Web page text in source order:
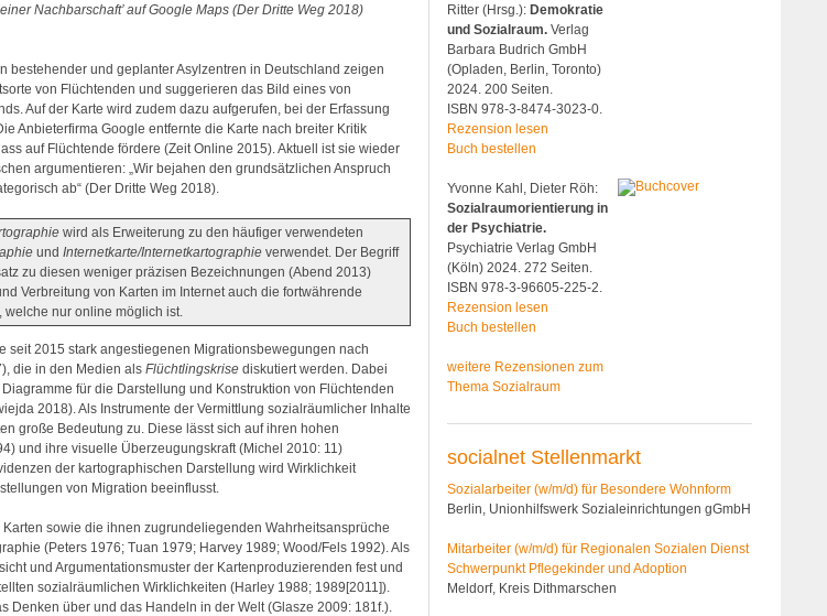
Nachbarschaft’ auf Google Maps (Der Dritte Weg 2018)
bestehender und geplanter Asylzentren in Deutschland zeigen
von Flüchtenden und suggerieren das Bild eines von
Auf der Karte wird zudem dazu aufgerufen, bei der Erfassung
Anbieterfirma Google entfernte die Karte nach breiter Kritik
auf Flüchtende fördere (Zeit Online 2015). Aktuell ist sie wieder
argumentieren: „Wir bejahen den grundsätzlichen Anspruch
ab“ (Der Dritte Weg 2018).
wird als Erweiterung zu den häufiger verwendeten
und Internetkarte/Internetkartographie verwendet. Der Begriff
zu diesen weniger präzisen Bezeichnungen (Abend 2013)
Verbreitung von Karten im Internet auch die fortwährende
nur online möglich ist.
seit 2015 stark angestiegenen Migrationsbewegungen nach
die in den Medien als Flüchtlingskrise diskutiert werden. Dabei
für die Darstellung und Konstruktion von Flüchtenden
2018). Als Instrumente der Vermittlung sozialräumlicher Inhalte
große Bedeutung zu. Diese lässt sich auf ihren hohen
und ihre visuelle Überzeugungskraft (Michel 2010: 11)
der kartographischen Darstellung wird Wirklichkeit
von Migration beeinflusst.
sowie die ihnen zugrundeliegenden Wahrheitsansprüche
(Peters 1976; Tuan 1979; Harvey 1989; Wood/Fels 1992). Als
und Argumentationsmuster der Kartenproduzierenden fest und
sozialräumlichen Wirklichkeiten (Harley 1988; 1989[2011]).
Denken über und das Handeln in der Welt (Glasze 2009: 181f.).
Ritter (Hrsg.): Demokratie
und Sozialraum. Verlag
Barbara Budrich GmbH
(Opladen, Berlin, Toronto)
2024. 200 Seiten.
ISBN 978-3-8474-3023-0.
Rezension lesen
Buch bestellen
Yvonne Kahl, Dieter Röh:
Sozialraumorientierung in
der Psychiatrie.
Psychiatrie Verlag GmbH
(Köln) 2024. 272 Seiten.
ISBN 978-3-96605-225-2.
Rezension lesen
Buch bestellen
weitere Rezensionen zum
Thema Sozialraum
socialnet Stellenmarkt
Sozialarbeiter (w/m/d) für Besondere Wohnform
Berlin, Unionhilfswerk Sozialeinrichtungen gGmbH
Mitarbeiter (w/m/d) für Regionalen Sozialen Dienst
Schwerpunkt Pflegekinder und Adoption
Meldorf, Kreis Dithmarschen